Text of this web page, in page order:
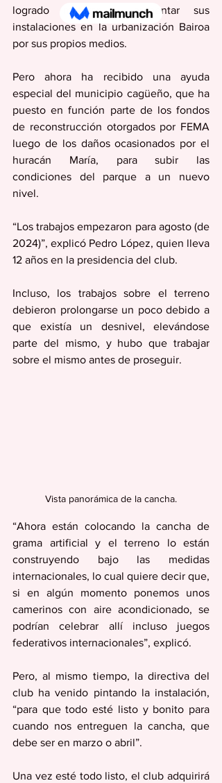
logrado mejorar y aumentar sus
instalaciones en la urbanización Bairoa
por sus propios medios.
Pero ahora ha recibido una ayuda
especial del municipio cagüeño, que ha
puesto en función parte de los fondos
de reconstrucción otorgados por FEMA
luego de los daños ocasionados por el
huracán María, para subir las
condiciones del parque a un nuevo
nivel.
“Los trabajos empezaron para agosto (de
2024)”, explicó Pedro López, quien lleva
12 años en la presidencia del club.
Incluso, los trabajos sobre el terreno
debieron prolongarse un poco debido a
que existía un desnivel, elevándose
parte del mismo, y hubo que trabajar
sobre el mismo antes de proseguir.
Vista panorámica de la cancha.
“Ahora están colocando la cancha de
grama artificial y el terreno lo están
construyendo bajo las medidas
internacionales, lo cual quiere decir que,
si en algún momento ponemos unos
camerinos con aire acondicionado, se
podrían celebrar allí incluso juegos
federativos internacionales”, explicó.
Pero, al mismo tiempo, la directiva del
club ha venido pintando la instalación,
“para que todo esté listo y bonito para
cuando nos entreguen la cancha, que
debe ser en marzo o abril”.
Una vez esté todo listo, el club adquirirá